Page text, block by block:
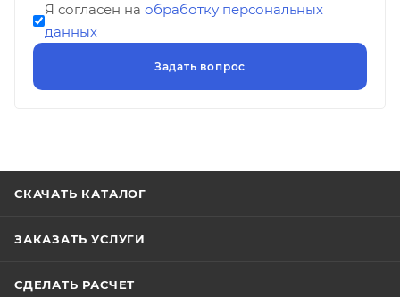
Я согласен на обработку персональных
данных
СКАЧАТЬ КАТАЛОГ
ЗАКАЗАТЬ УСЛУГИ
СДЕЛАТЬ РАСЧЕТ